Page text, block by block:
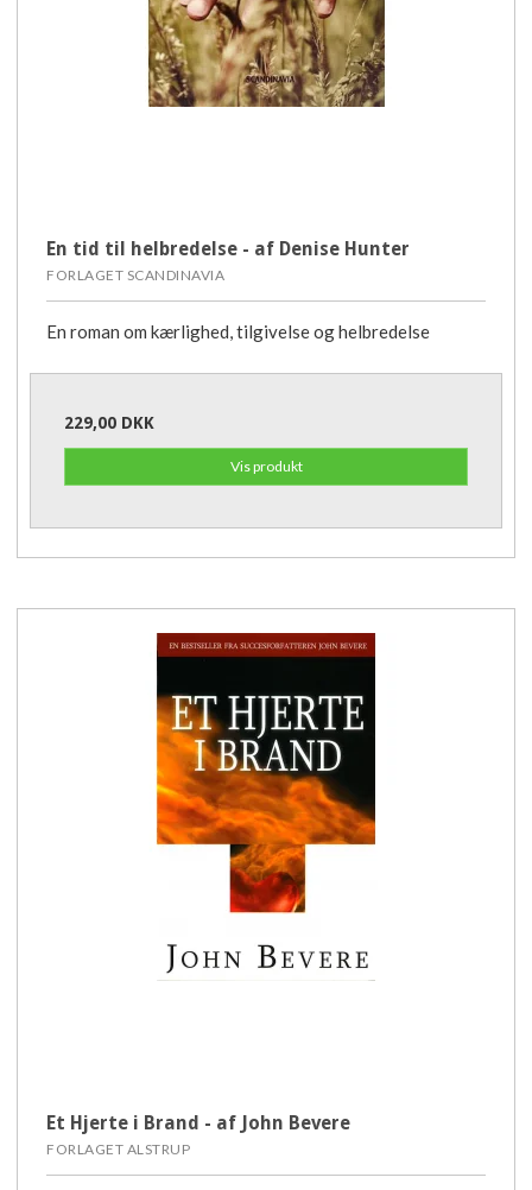
En tid til helbredelse - af Denise Hunter
FORLAGET SCANDINAVIA
En roman om kærlighed, tilgivelse og helbredelse
229,00 DKK
Vis produkt
Et Hjerte i Brand - af John Bevere
FORLAGET ALSTRUP